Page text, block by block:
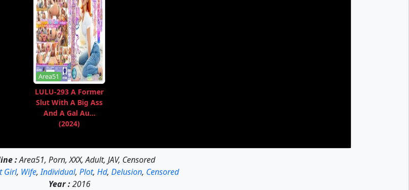
Area51
LULU-293 A Former
Slut With A Big Ass
And A Gal Au...
(2024)
:Area51, Porn, XXX, Adult, JAV, Censored
Girl, Wife,Individual, Plot, Hd, Delusion, Censored
Year :2016